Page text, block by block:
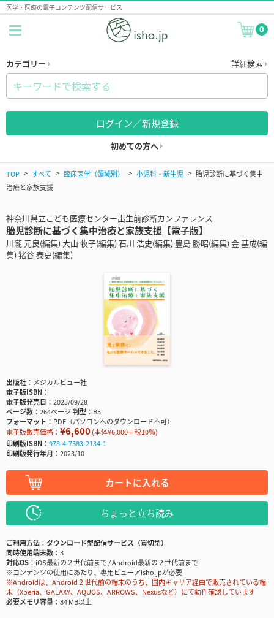
医学・医療の電子コンテンツ配信サービス
0
カテゴリー 詳細検索
ログイン／新規登録
初めての方へ
TOP すべて 臨床医学（領域別） 小児科・新生児
胎児診断に基づく集中
治療と家族支援
神奈川県立こども医療センター出生前診断カンファレンス
胎児診断に基づく集中治療と家族支援【電子版】
川瀧 元良(編集) 大山 牧子(編集) 石川 浩史(編集) 豊島 勝昭(編集) 金 基成(編
集) 猪谷 泰史(編集)
出版社
メジカルビュー社
電子版ISBN
電子版発売日
2023/09/28
ページ数
264ページ判型
B5
フォーマット
PDF（パソコンへのダウンロード不可）
電子版販売価格： ¥6,600(本体¥6,000＋税10％)
印刷版ISBN
978-4-7583-2134-1
印刷版発行年月
2023/10
カートに入れる
ちょっと立ち読み
ご利用方法
ダウンロード型配信サービス（買切型）
同時使用端末数
3
対応OS
iOS最新の２世代前まで / Android最新の２世代前まで
※コンテンツの使用にあたり、専用ビューアisho.jpが必要
※Androidは、Android２世代前の端末のうち、国内キャリア経由で販売されている端
末（Xperia、GALAXY、AQUOS、ARROWS、Nexusなど）にて動作確認しています
必要メモリ容量
84 MB以上